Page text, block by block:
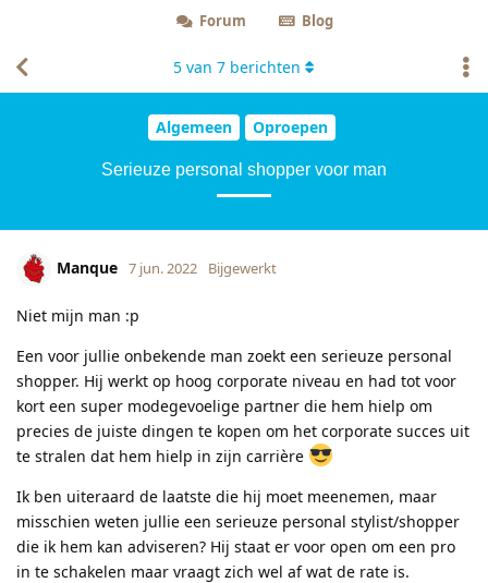
Forum Blog
Algemeen Oproepen
Serieuze personal shopper voor man
5 van 7 berichten
Manque 7 jun. 2022 Bijgewerkt
Niet mijn man :p
Een voor jullie onbekende man zoekt een serieuze personal
shopper. Hij werkt op hoog corporate niveau en had tot voor
kort een super modegevoelige partner die hem hielp om
precies de juiste dingen te kopen om het corporate succes uit
te stralen dat hem hielp in zijn carrière
Ik ben uiteraard de laatste die hij moet meenemen, maar
misschien weten jullie een serieuze personal stylist/shopper
die ik hem kan adviseren? Hij staat er voor open om een pro
in te schakelen maar vraagt zich wel af wat de rate is.